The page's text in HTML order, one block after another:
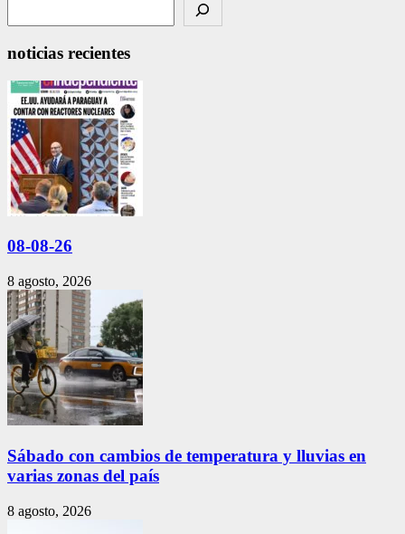
noticias recientes
08-08-26
8 agosto, 2026
Sábado con cambios de temperatura y lluvias en
varias zonas del país
8 agosto, 2026